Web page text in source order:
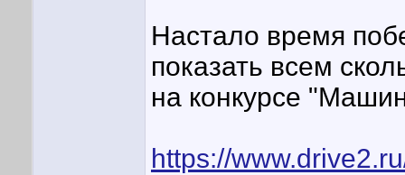
Настало время
показать всем
на конкурсе
https://